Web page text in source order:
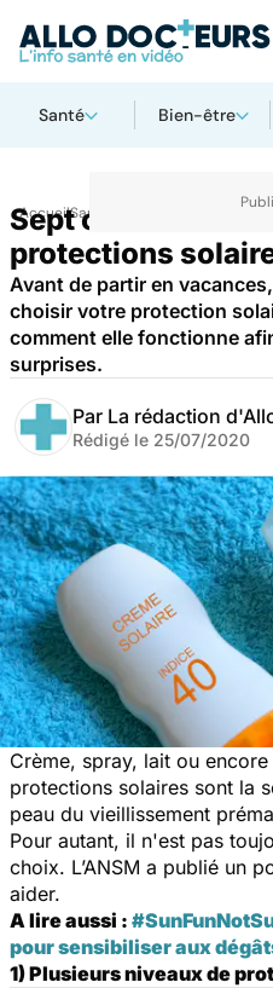
Santé Bien-être
AccueilSanté
Sept choses à
protections
Avant de partir en
choisir votre protection
comment elle fonctionne
surprises.
Par La rédaction
Rédigé le 25/07/2020
Crème, spray, lait ou
protections solaires sont la
peau du vieillissement
Pour autant, il n'est pas
choix. L’ANSM a publié un
aider.
A lire aussi :
pour sensibiliser aux
1) Plusieurs niveaux de